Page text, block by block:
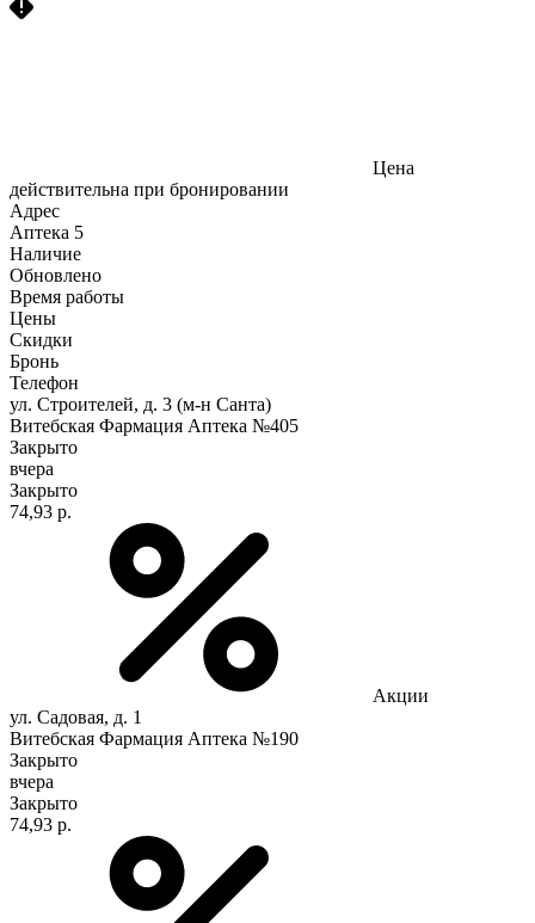
Цена
действительна при бронировании
Адрес
Аптека 5
Наличие
Обновлено
Время работы
Цены
Скидки
Бронь
Телефон
ул. Строителей, д. 3 (м-н Санта)
Витебская Фармация Аптека №405
Закрыто
вчера
Закрыто
74,93 р.
Акции
ул. Садовая, д. 1
Витебская Фармация Аптека №190
Закрыто
вчера
Закрыто
74,93 р.